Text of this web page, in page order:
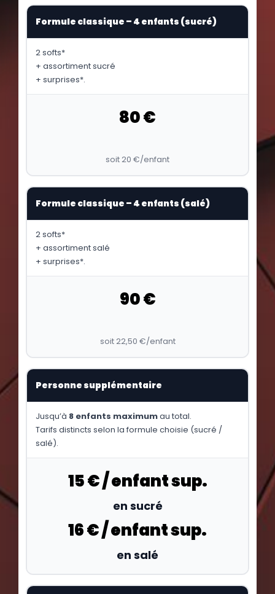
Formule classique – 4 enfants (sucré)
2 softs*
+ assortiment sucré
+ surprises*.
80 €
soit 20 €/enfant
Formule classique – 4 enfants (salé)
2 softs*
+ assortiment salé
+ surprises*.
90 €
soit 22,50 €/enfant
Personne supplémentaire
Jusqu’à 8 enfants maximumau total.
Tarifs distincts selon la formule choisie (sucré /
salé).
15 € / enfant sup.
en sucré
16 € / enfant sup.
en salé